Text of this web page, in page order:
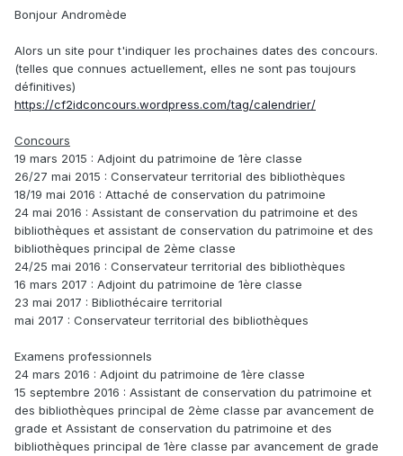
Bonjour Andromède
Alors un site pour t'indiquer les prochaines dates des concours.
(telles que connues actuellement, elles ne sont pas toujours
définitives)
https://cf2idconcours.wordpress.com/tag/calendrier/
Concours
19 mars 2015 : Adjoint du patrimoine de 1ère classe
26/27 mai 2015 : Conservateur territorial des bibliothèques
18/19 mai 2016 : Attaché de conservation du patrimoine
24 mai 2016 : Assistant de conservation du patrimoine et des
bibliothèques et assistant de conservation du patrimoine et des
bibliothèques principal de 2ème classe
24/25 mai 2016 : Conservateur territorial des bibliothèques
16 mars 2017 : Adjoint du patrimoine de 1ère classe
23 mai 2017 : Bibliothécaire territorial
mai 2017 : Conservateur territorial des bibliothèques
Examens professionnels
24 mars 2016 : Adjoint du patrimoine de 1ère classe
15 septembre 2016 : Assistant de conservation du patrimoine et
des bibliothèques principal de 2ème classe par avancement de
grade et Assistant de conservation du patrimoine et des
bibliothèques principal de 1ère classe par avancement de grade